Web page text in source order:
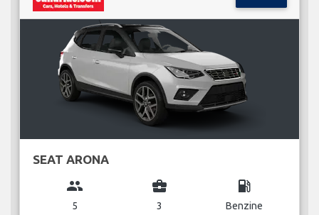
SEAT ARONA
group
5
business_center
3
local_gas_station
Benzine